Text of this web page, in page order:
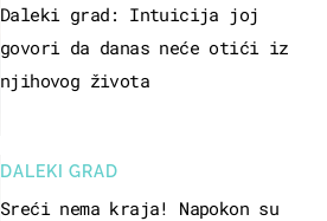
Daleki grad: Intuicija joj
govori da danas neće otići iz
njihovog života
DALEKI GRAD
Sreći nema kraja! Napokon su